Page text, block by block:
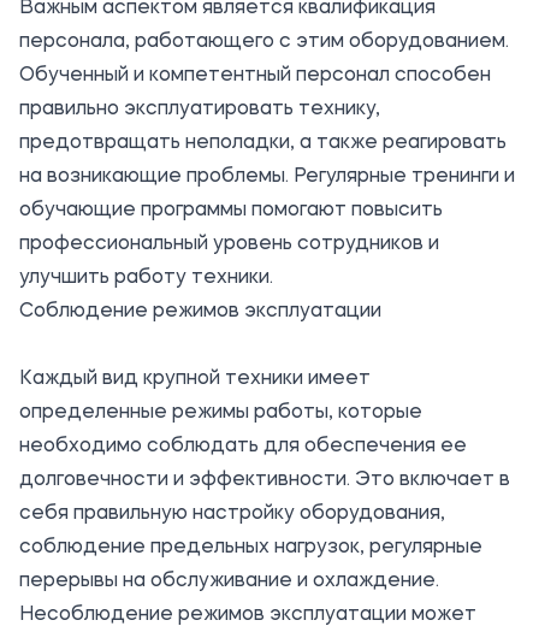
Важным аспектом является квалификация
персонала, работающего с этим оборудованием.
Обученный и компетентный персонал способен
правильно эксплуатировать технику,
предотвращать неполадки, а также реагировать
на возникающие проблемы. Регулярные тренинги и
обучающие программы помогают повысить
профессиональный уровень сотрудников и
улучшить работу техники.
Соблюдение режимов эксплуатации
Каждый вид крупной техники имеет
определенные режимы работы, которые
необходимо соблюдать для обеспечения ее
долговечности и эффективности. Это включает в
себя правильную настройку оборудования,
соблюдение предельных нагрузок, регулярные
перерывы на обслуживание и охлаждение.
Несоблюдение режимов эксплуатации может